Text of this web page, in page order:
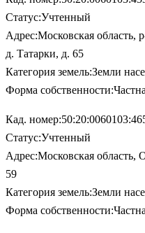
Статус:Учтенный
Адрес:Московская область,
д. Татарки, д. 65
Категория земель:Земли
Форма
Кад.
Статус:Учтенный
Адрес:Московская область,
59
Категория земель:Земли
Форма